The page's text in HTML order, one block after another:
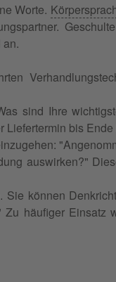
Worte.
sind Ihre
Liefertermin bis
auswirken?"
können
häufiger Einsatz